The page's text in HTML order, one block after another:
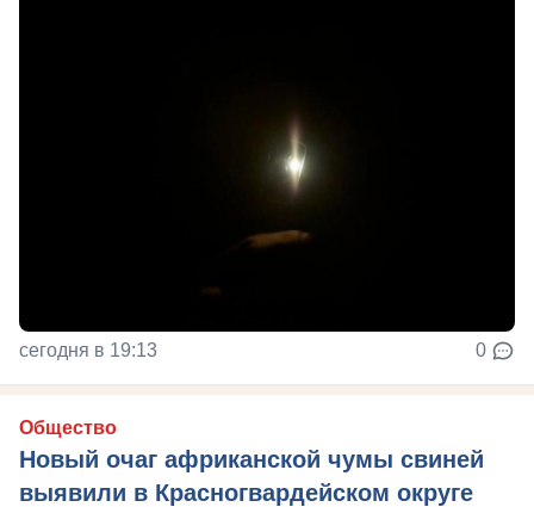
сегодня в 19:13 0
Общество
Новый очаг африканской чумы свиней
выявили в Красногвардейском округе